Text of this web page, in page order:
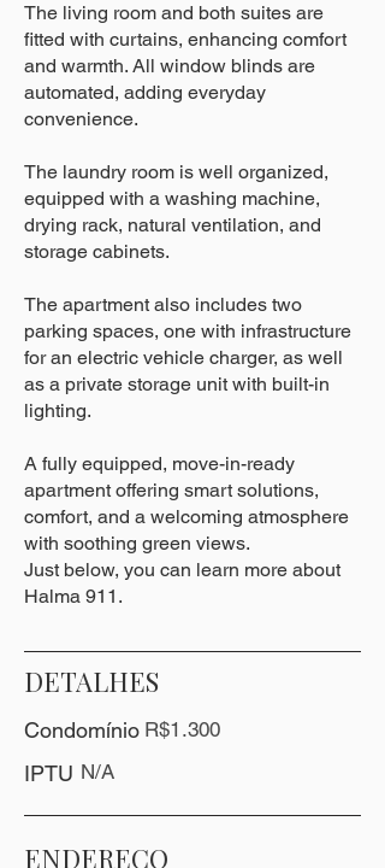
The living room and both suites are
fitted with curtains, enhancing comfort
and warmth. All window blinds are
automated, adding everyday
convenience.
The laundry room is well organized,
equipped with a washing machine,
drying rack, natural ventilation, and
storage cabinets.
The apartment also includes two
parking spaces, one with infrastructure
for an electric vehicle charger, as well
as a private storage unit with built-in
lighting.
A fully equipped, move-in-ready
apartment offering smart solutions,
comfort, and a welcoming atmosphere
with soothing green views.
Just below, you can learn more about
Halma 911.
DETALHES
Condomínio R$1.300
IPTU N/A
ENDEREÇO